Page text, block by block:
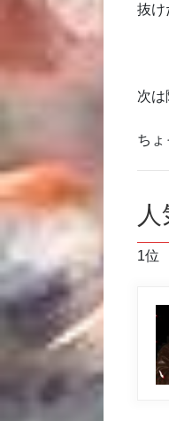
抜け
次
ちょ
1位